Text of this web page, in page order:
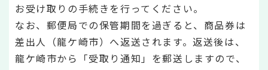
お受け取りの手続きを行ってください。
なお、郵便局での保管期間を過ぎると、商品券は
差出人（龍ケ崎市）へ返送されます。返送後は、
龍ケ崎市から「受取り通知」を郵送しますので、